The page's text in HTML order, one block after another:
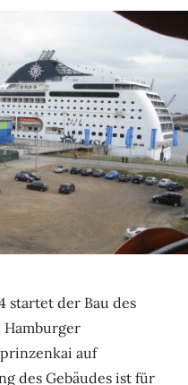
startet der Bau des
Hamburger
auf
des Gebäudes ist für